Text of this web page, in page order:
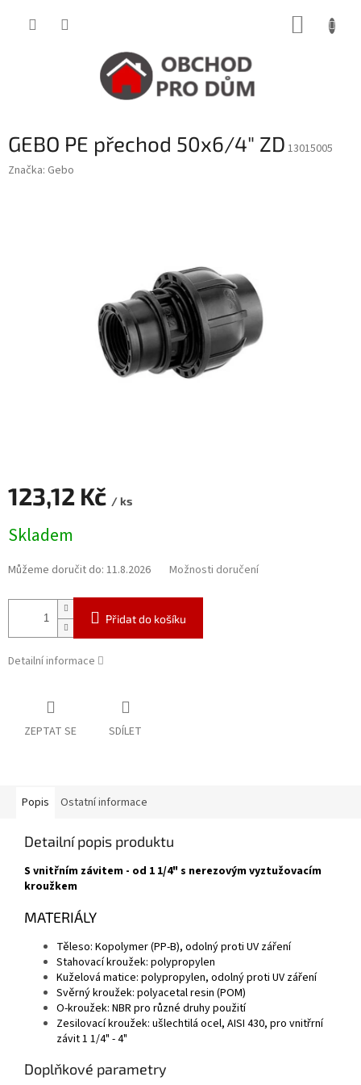
GEBO PE přechod 50x6/4" ZD 13015005
Značka: Gebo
123,12 Kč / ks
cena:
Skladem
Můžeme doručit do: 11.8.2026 Možnosti doručení
Přidat do košíku
Detailní informace
ZEPTAT SE SDÍLET
Popis Ostatní informace
Detailní popis produktu
S vnitřním závitem - od 1 1/4" s nerezovým vyztužovacím
kroužkem
MATERIÁLY
Těleso: Kopolymer (PP-B), odolný proti UV záření
Stahovací kroužek: polypropylen
Kuželová matice: polypropylen, odolný proti UV záření
Svěrný kroužek: polyacetal resin (POM)
O-kroužek: NBR pro různé druhy použití
Zesilovací kroužek: ušlechtilá ocel, AISI 430, pro vnitřrní
závit 1 1/4" - 4"
Doplňkové parametry